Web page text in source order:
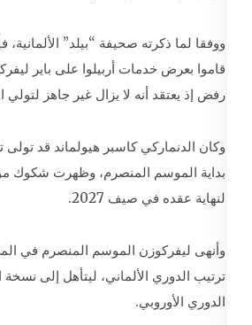
ووفقا لما ذكرته صحيفة “بيلد” الألمانية،
قاموا بعرض خدمات أربيلوا على باير
رفض إذ يعتقد أنه لا يزال غير جاهز لتولي
وكان الدنماركي كاسبر هيولماند قد تولى
بداية الموسم المنصرم، وظهرت شكوك
لنهاية عقده في صيف 2027.
وأنهى ليفركوزن الموسم المنصرم في
ترتيب الدوري الألماني، ليتأهل إلى
الدوري الأوروبي.